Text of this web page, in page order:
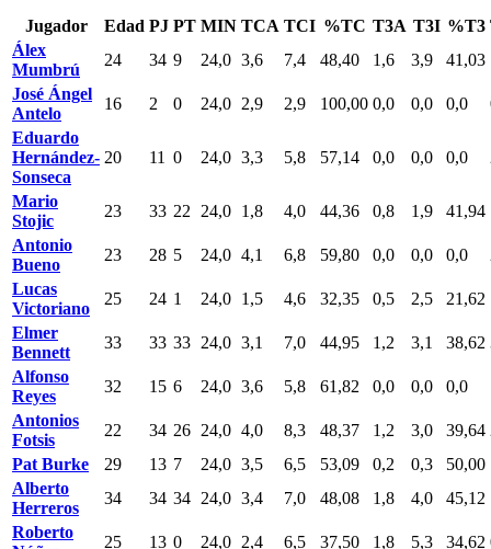
Jugador Edad PJ PT MIN TCA TCI %TC T3A T3I %T3
Álex
Mumbrú
24 34 9 24,0 3,6 7,4 48,40 1,6 3,9 41,03
José Ángel
Antelo
16 2 0 24,0 2,9 2,9 100,00 0,0 0,0 0,0
Eduardo
Hernández-
Sonseca
20 11 0 24,0 3,3 5,8 57,14 0,0 0,0 0,0
Mario
Stojic
23 33 22 24,0 1,8 4,0 44,36 0,8 1,9 41,94
Antonio
Bueno
23 28 5 24,0 4,1 6,8 59,80 0,0 0,0 0,0
Lucas
Victoriano
25 24 1 24,0 1,5 4,6 32,35 0,5 2,5 21,62
Elmer
Bennett
33 33 33 24,0 3,1 7,0 44,95 1,2 3,1 38,62
Alfonso
Reyes
32 15 6 24,0 3,6 5,8 61,82 0,0 0,0 0,0
Antonios
Fotsis
22 34 26 24,0 4,0 8,3 48,37 1,2 3,0 39,64
Pat Burke
29 13 7 24,0 3,5 6,5 53,09 0,2 0,3 50,00
Alberto
Herreros
34 34 34 24,0 3,4 7,0 48,08 1,8 4,0 45,12
Roberto
25 13 0 24,0 2,4 6,5 37,50 1,8 5,3 34,62